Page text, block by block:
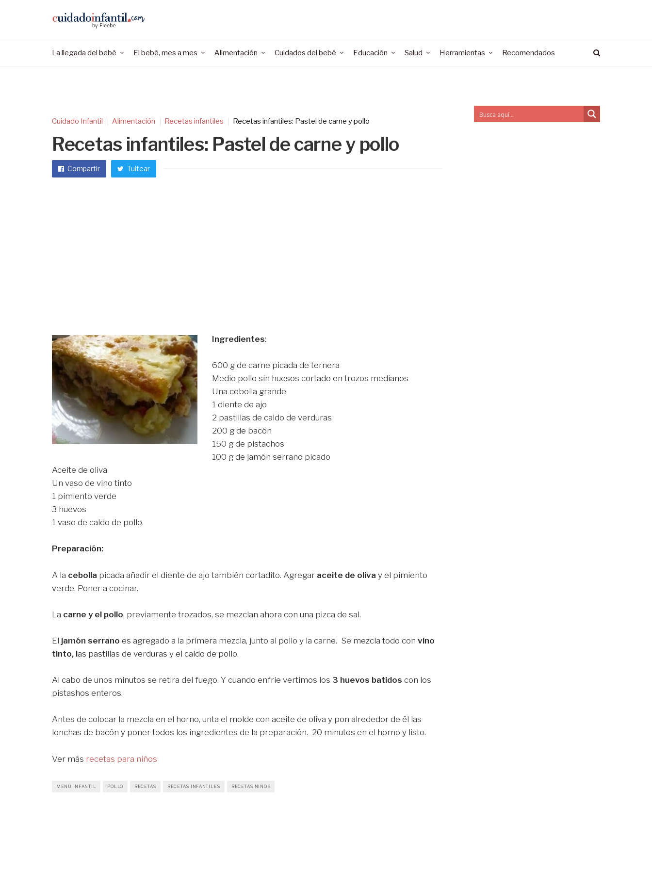
La llegada del bebé El bebé, mes a mes Alimentación Cuidados del bebé Educación Salud Herramientas Recomendados
Cuidado Infantil Alimentación Recetas infantiles Recetas infantiles: Pastel de carne y pollo
Recetas infantiles: Pastel de carne y pollo
Compartir Tuitear
Ingredientes:
600 g de carne picada de ternera
Medio pollo sin huesos cortado en trozos medianos
Una cebolla grande
1 diente de ajo
2 pastillas de caldo de verduras
200 g de bacón
150 g de pistachos
100 g de jamón serrano picado
Aceite de oliva
Un vaso de vino tinto
1 pimiento verde
3 huevos
1 vaso de caldo de pollo.
Preparación:
A la cebolla picada añadir el diente de ajo también cortadito. Agregar aceite de oliva y el pimiento
verde. Poner a cocinar.
La carne y el pollo, previamente trozados, se mezclan ahora con una pizca de sal.
El jamón serrano es agregado a la primera mezcla, junto al pollo y la carne. Se mezcla todo con vino
tinto, las pastillas de verduras y el caldo de pollo.
Al cabo de unos minutos se retira del fuego. Y cuando enfrie vertimos los 3 huevos batidos con los
pistashos enteros.
Antes de colocar la mezcla en el horno, unta el molde con aceite de oliva y pon alrededor de él las
lonchas de bacón y poner todos los ingredientes de la preparación. 20 minutos en el horno y listo.
Ver más recetas para niños
MENÚ INFANTIL POLLO RECETAS RECETAS INFANTILES RECETAS NIÑOS